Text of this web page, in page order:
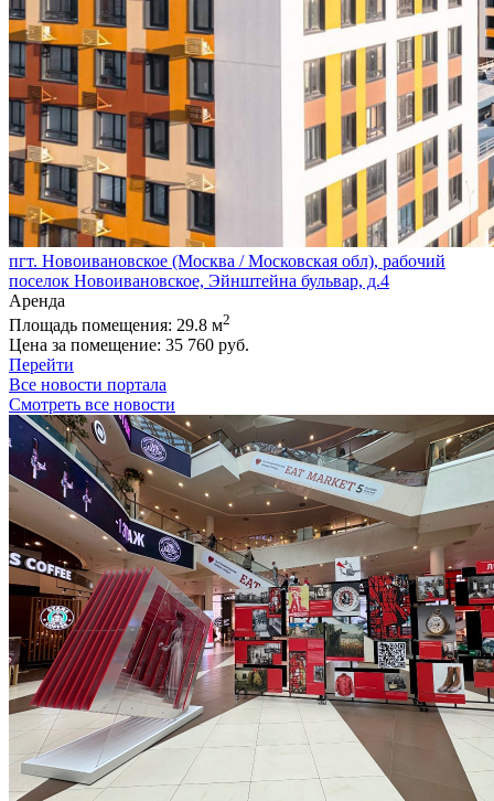
пгт. Новоивановское (Москва / Московская обл), рабочий
поселок Новоивановское, Эйнштейна бульвар, д.4
Аренда
Площадь помещения: 29.8 м2
Цена за помещение: 35 760 руб.
Перейти
Все новости портала
Смотреть все новости